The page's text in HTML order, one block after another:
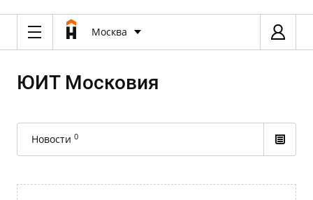
Москва
ЮИТ Московия
Новости 0